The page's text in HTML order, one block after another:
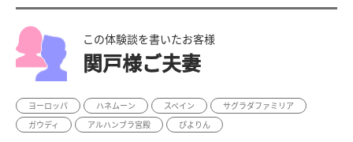
この体験談を書いたお客様
関戸様ご夫妻
ヨーロッパ ハネムーン スペイン
サグラダファミリア
ガウディ
アルハンブラ宮殿 ぴよりん